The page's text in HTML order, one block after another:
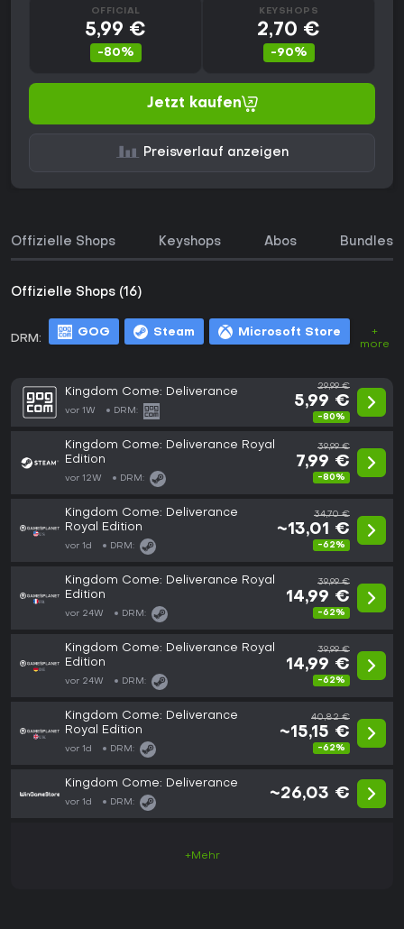
OFFICIAL
5,99 €
-80%
KEYSHOPS
2,70 €
-90%
Jetzt kaufen
Preisverlauf anzeigen
Offizielle Shops Keyshops Abos Bundles
Offizielle Shops (16)
DRM: GOG Steam Microsoft Store
+
more
Kingdom Come: Deliverance
vor 1W DRM:
29,99 €
5,99 €
-80%
Kingdom Come: Deliverance Royal
Edition
vor 12W DRM:
39,99 €
7,99 €
-80%
Kingdom Come: Deliverance
Royal Edition
vor 1d DRM:
34,70 €
~13,01 €
-62%
Kingdom Come: Deliverance Royal
Edition
vor 24W DRM:
39,99 €
14,99 €
-62%
Kingdom Come: Deliverance Royal
Edition
vor 24W DRM:
39,99 €
14,99 €
-62%
Kingdom Come: Deliverance
Royal Edition
vor 1d DRM:
40,82 €
~15,15 €
-62%
Kingdom Come: Deliverance
vor 1d DRM:
~26,03 €
+Mehr